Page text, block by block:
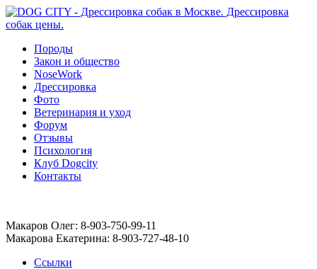
Породы
Закон и общество
NoseWork
Дрессировка
Фото
Ветеринария и уход
Форум
Отзывы
Психология
Клуб Dogcity
Контакты
Макаров Олег: 8-903-750-99-11
Макарова Екатерина: 8-903-727-48-10
Ссылки